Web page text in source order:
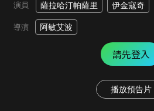
演員 薩拉哈汀帕薩里 伊金寇奇
導演 阿敏艾波
請先登入
播放預告片